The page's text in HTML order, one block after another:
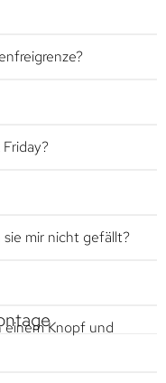
sie mir nicht gefällt?
einem Knopf und